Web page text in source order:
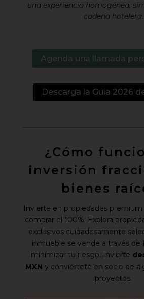
una experiencia homogénea,
cadena hotelera.
Agenda una llamada
Descarga la Guía 2026
¿Cómo
inversión
bienes
Invierte en propiedades premium
comprar el 100%. Explora
exclusivos cuidadosamente
inmueble se vende a través de
minimizar tu riesgo. Invierte
MXN y conviértete en socio de
proyectos.